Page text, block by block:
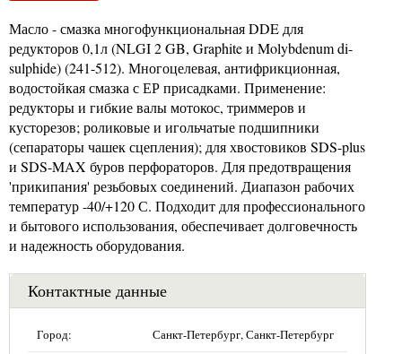
Масло - смазка многофункциональная DDE для
редукторов 0,1л (NLGI 2 GB, Graphite и Molybdenum di-
sulphide) (241-512). Многоцелевая, антифрикционная,
водостойкая смазка с ЕР присадками. Применение:
редукторы и гибкие валы мотокос, триммеров и
кусторезов; роликовые и игольчатые подшипники
(сепараторы чашек сцепления); для хвостовиков SDS-plus
и SDS-MAX буров перфораторов. Для предотвращения
'прикипания' резьбовых соединений. Диапазон рабочих
температур -40/+120 С. Подходит для профессионального
и бытового использования, обеспечивает долговечность
и надежность оборудования.
Контактные данные
Город: Санкт-Петербург, Санкт-Петербург